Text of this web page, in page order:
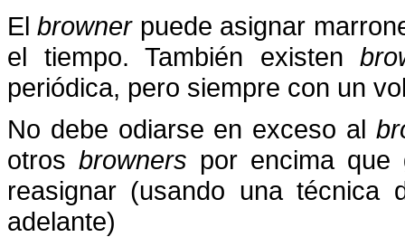
Elbrownerpuede asignar
el tiempo. También existen
periódica, pero siempre con un
No debe odiarse en exceso al
otrosbrowners por encima
reasignar (usando una técnica
adelante)